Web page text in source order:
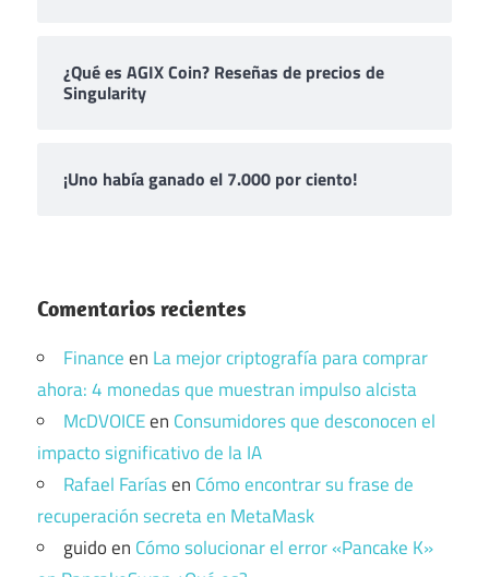
¿Qué es AGIX Coin? Reseñas de precios de
Singularity
¡Uno había ganado el 7.000 por ciento!
Comentarios recientes
Financeen La mejor criptografía para comprar
ahora: 4 monedas que muestran impulso alcista
McDVOICEen Consumidores que desconocen el
impacto significativo de la IA
Rafael Faríasen Cómo encontrar su frase de
recuperación secreta en MetaMask
guidoen Cómo solucionar el error «Pancake K»